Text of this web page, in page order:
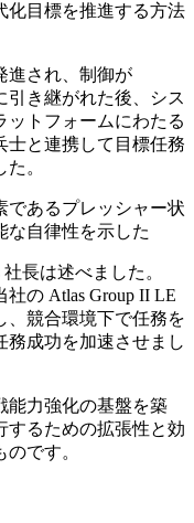
化目標を推進する方法
進され、制御が
引き継がれた後、シス
ットフォームにわたる
士と連携して目標任務
。
であるプレッシャー状
な自律性を示した
社長は述べました。
社の Atlas Group II LE
、競合環境下で任務を
務成功を加速させまし
能力強化の基盤を築
するための拡張性と効
です。